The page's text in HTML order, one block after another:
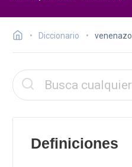
Diccionario venenazo
Definiciones